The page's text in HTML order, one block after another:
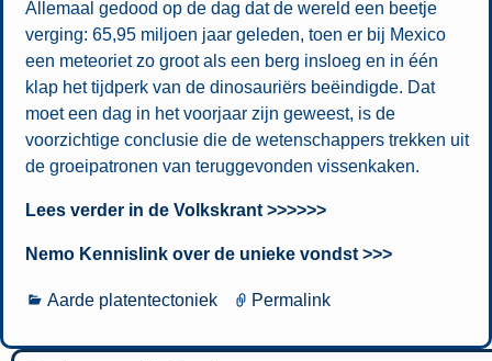
Allemaal gedood op de dag dat de wereld een beetje
verging: 65,95 miljoen jaar geleden, toen er bij Mexico
een ­meteoriet zo groot als een berg insloeg en in één
klap het tijdperk van de dinosauriërs beëindigde. Dat
moet een dag in het voorjaar zijn geweest, is de
voorzichtige conclusie die de wetenschappers trekken uit
de groeipatronen van teruggevonden vissenkaken.
Lees verder in de Volkskrant >>>>>>
Nemo Kennislink over de unieke vondst >>>
Aarde platentectoniek Permalink